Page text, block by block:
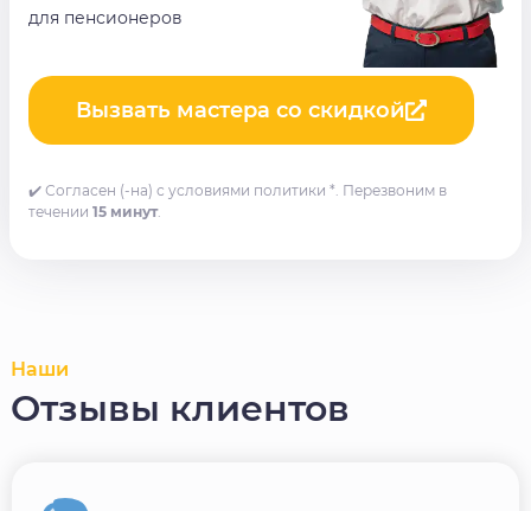
для пенсионеров
Вызвать мастера со скидкой
✔️ Согласен (-на) с условиями политики *. Перезвоним в
течении 15 минут.
Наши
Отзывы клиентов